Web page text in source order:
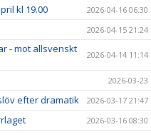
kl 19.00 2026-04-16 06:30
2026-04-15 21:24
- mot allsvenskt
2026-04-14 11:14
2026-03-23
efter dramatik 2026-03-17 21:47
2026-03-16 08:30